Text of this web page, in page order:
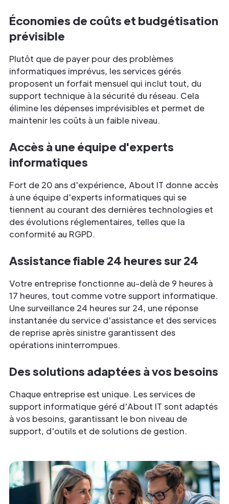
Économies de coûts et budgétisation
prévisible
Plutôt que de payer pour des problèmes
informatiques imprévus, les services gérés
proposent un forfait mensuel qui inclut tout, du
support technique à la sécurité du réseau. Cela
élimine les dépenses imprévisibles et permet de
maintenir les coûts à un faible niveau.
Accès à une équipe d'experts
informatiques
Fort de 20 ans d'expérience, About IT donne accès
à une équipe d'experts informatiques qui se
tiennent au courant des dernières technologies et
des évolutions réglementaires, telles que la
conformité au RGPD.
Assistance fiable 24 heures sur 24
Votre entreprise fonctionne au-delà de 9 heures à
17 heures, tout comme votre support informatique.
Une surveillance 24 heures sur 24, une réponse
instantanée du service d'assistance et des services
de reprise après sinistre garantissent des
opérations ininterrompues.
Des solutions adaptées à vos besoins
Chaque entreprise est unique. Les services de
support informatique géré d'About IT sont adaptés
à vos besoins, garantissant le bon niveau de
support, d'outils et de solutions de gestion.